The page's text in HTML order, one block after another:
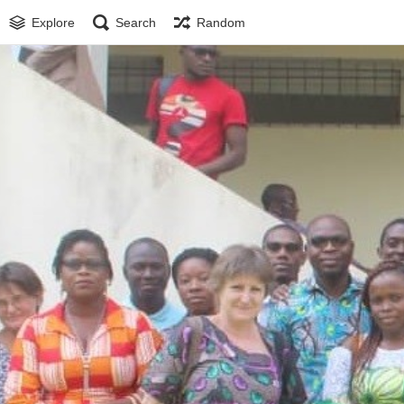
Explore Search Random